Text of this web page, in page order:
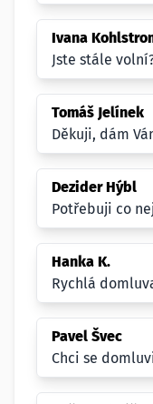
Ivana
Jste stále
Tomáš Jelínek
Děkuji, dám
Dezider Hýbl
Potřebuji co
Hanka K.
Rychlá
Pavel Švec
Chci se